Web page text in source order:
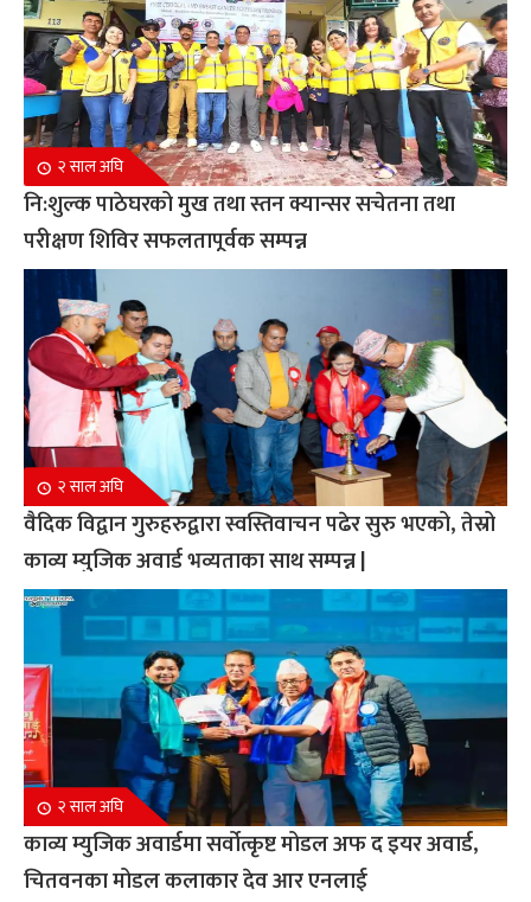
२ साल अघि
नि:शुल्क पाठेघरको मुख तथा स्तन क्यान्सर सचेतना तथा
परीक्षण शिविर सफलतापूर्वक सम्पन्न
२ साल अघि
वैदिक विद्वान गुरुहरुद्वारा स्वस्तिवाचन पढेर सुरु भएको, तेस्रो
काव्य म्युजिक अवार्ड भव्यताका साथ सम्पन्न |
२ साल अघि
काव्य म्युजिक अवार्डमा सर्वोत्कृष्ट मोडल अफ द इयर अवार्ड,
चितवनका मोडल कलाकार देव आर एनलाई